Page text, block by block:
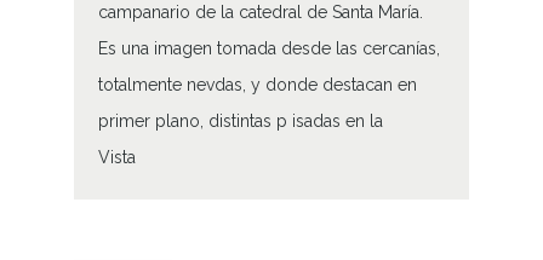
campanario de la catedral de Santa María.
Es una imagen tomada desde las cercanías,
totalmente nevdas, y donde destacan en
primer plano, distintas p isadas en la
Vista